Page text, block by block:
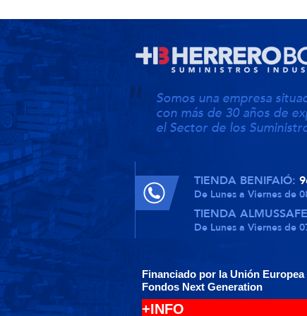
Somos una empresa
con más de 30 años de
el Sector de los
TIENDA BENIFAIÓ:
De Lunes a Viernes de
TIENDA
De Lunes a Viernes de
Financiado por la Unión Europea
Fondos Next Generation
+INFO